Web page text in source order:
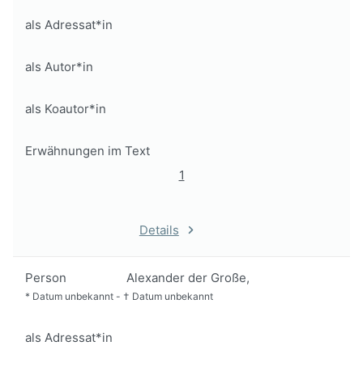
als Adressat*in
als Autor*in
als Koautor*in
Erwähnungen im Text
1
Details
Person Alexander der Große,
* Datum unbekannt - † Datum unbekannt
als Adressat*in